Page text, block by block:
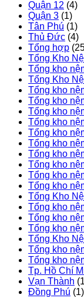
Quận 12 (4)
Quận 3 (1)
Tân Phú (1)
Thủ Đức (4)
Tổng hợp
Tổng Kho
Tổng kho
Tổng Kho
Tổng kho
Tổng kho
Tổng kho
Tổng kho
Tổng kho
Tổng kho
Tổng kho
Tổng kho
Tổng kho
Tổng kho
Tổng Kho
Tổng kho
Tổng kho
Tổng kho
Tổng Kho
Tổng kho
Tổng kho
Tp. Hồ Chí
Vạn Thành
Đồng Phú (1)